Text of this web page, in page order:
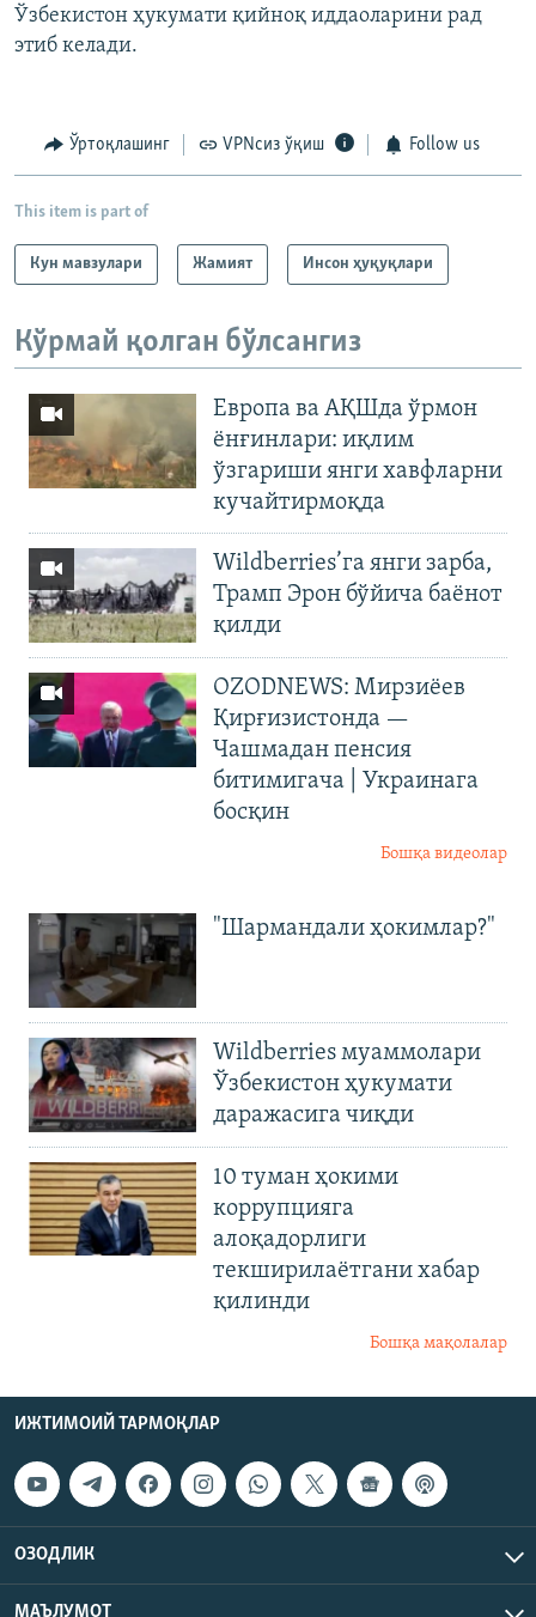
Ўзбекистон ҳукумати қийноқ иддаоларини рад
этиб келади.
Ўртоқлашинг VPNсиз ўқиш Follow us
This item is part of
Кун мавзулари Жамият Инсон ҳуқуқлари
Кўрмай қолган бўлсангиз
Европа ва АҚШда ўрмон
ёнғинлари: иқлим
ўзгариши янги хавфларни
кучайтирмоқда
Wildberries’га янги зарба,
Трамп Эрон бўйича баёнот
қилди
OZODNEWS: Мирзиёев
Қирғизистонда —
Чашмадан пенсия
битимигача | Украинага
босқин
Бошқа видеолар
"Шармандали ҳокимлар?"
Wildberries муаммолари
Ўзбекистон ҳукумати
даражасига чиқди
10 туман ҳокими
коррупцияга
алоқадорлиги
текширилаётгани хабар
қилинди
Бошқа мақолалар
ИЖТИМОИЙ ТАРМОҚЛАР
ОЗОДЛИК
МАЪЛУМОТ